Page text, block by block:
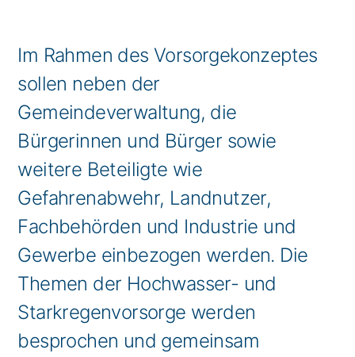
Im Rahmen des Vorsorgekonzeptes
sollen neben der
Gemeindeverwaltung, die
Bürgerinnen und Bürger sowie
weitere Beteiligte wie
Gefahrenabwehr, Landnutzer,
Fachbehörden und Industrie und
Gewerbe einbezogen werden. Die
Themen der Hochwasser- und
Starkregenvorsorge werden
besprochen und gemeinsam